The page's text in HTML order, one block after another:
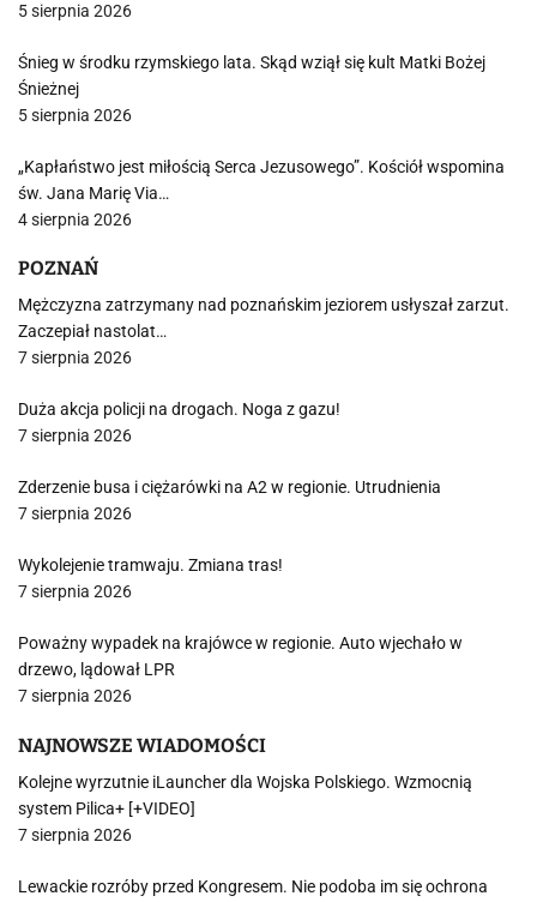
5 sierpnia 2026
Śnieg w środku rzymskiego lata. Skąd wziął się kult Matki Bożej
Śnieżnej
5 sierpnia 2026
„Kapłaństwo jest miłością Serca Jezusowego”. Kościół wspomina
św. Jana Marię Via…
4 sierpnia 2026
POZNAŃ
Mężczyzna zatrzymany nad poznańskim jeziorem usłyszał zarzut.
Zaczepiał nastolat…
7 sierpnia 2026
Duża akcja policji na drogach. Noga z gazu!
7 sierpnia 2026
Zderzenie busa i ciężarówki na A2 w regionie. Utrudnienia
7 sierpnia 2026
Wykolejenie tramwaju. Zmiana tras!
7 sierpnia 2026
Poważny wypadek na krajówce w regionie. Auto wjechało w
drzewo, lądował LPR
7 sierpnia 2026
NAJNOWSZE WIADOMOŚCI
Kolejne wyrzutnie iLauncher dla Wojska Polskiego. Wzmocnią
system Pilica+ [+VIDEO]
7 sierpnia 2026
Lewackie rozróby przed Kongresem. Nie podoba im się ochrona